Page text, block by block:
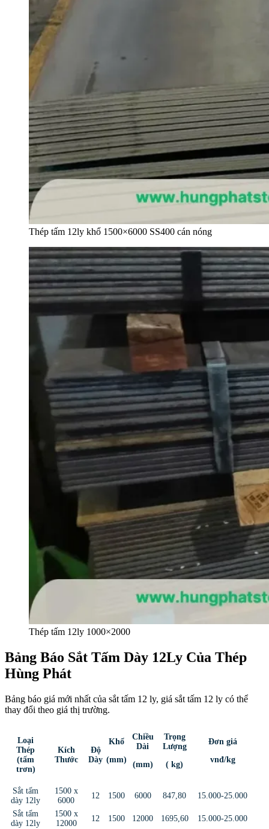
Thép tấm 12ly khổ 1500×6000 SS400 cán nóng
Thép tấm 12ly 1000×2000
Bảng Báo Sắt Tấm Dày 12Ly Của Thép
Hùng Phát
Bảng báo giá mới nhất của sắt tấm 12 ly, giá sắt tấm 12 ly có thể
thay đổi theo giá thị trường.
Loại
Thép
(tấm
trơn)
Kích
Thước
Độ
Dày
Khổ
(mm)
Chiều
Dài
(mm)
Trọng
Lượng
( kg)
Đơn giá
vnđ/kg
Sắt tấm
dày 12ly
1500 x
6000
12 1500 6000 847,80
15.000-25.000
Sắt tấm
dày 12ly
1500 x
12000
12 1500 12000 1695,60
15.000-25.000